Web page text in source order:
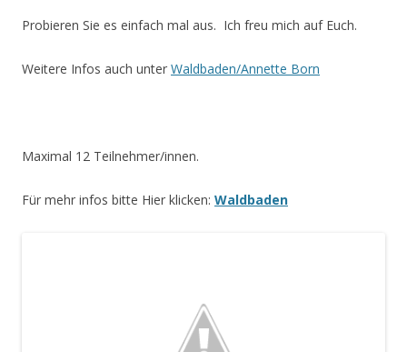
Probieren Sie es einfach mal aus. Ich freu mich auf Euch.
Weitere Infos auch unter Waldbaden/Annette Born
Maximal 12 Teilnehmer/innen.
Für mehr infos bitte Hier klicken: Waldbaden